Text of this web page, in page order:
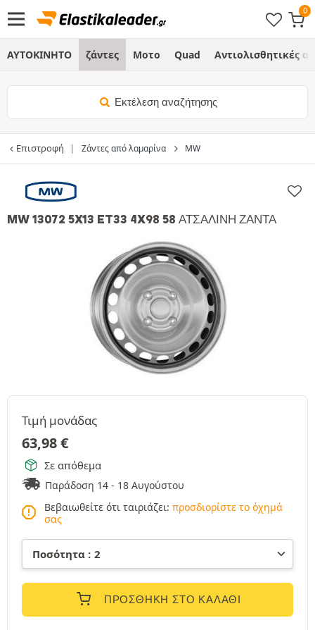
ΑΥΤΟΚΙΝΗΤΟ ζάντες Μοτο Quad Αντιολισθητικές
Εκτέλεση αναζήτησης
Επιστροφή Ζάντες από λαμαρίνα MW
MW 13072 5X13 ET33 4X98 58 ΑΤΣΆΛΙΝΗ ΖΆΝΤΑ
Τιμή μονάδας
63,98€
Σε απόθεμα
Παράδοση 14 - 18 Αυγούστου
Βεβαιωθείτε ότι ταιριάζει: προσδιορίστε το όχημά
σας
ΠΡΟΣΘΉΚΗ ΣΤΟ ΚΑΛΆΘΙ